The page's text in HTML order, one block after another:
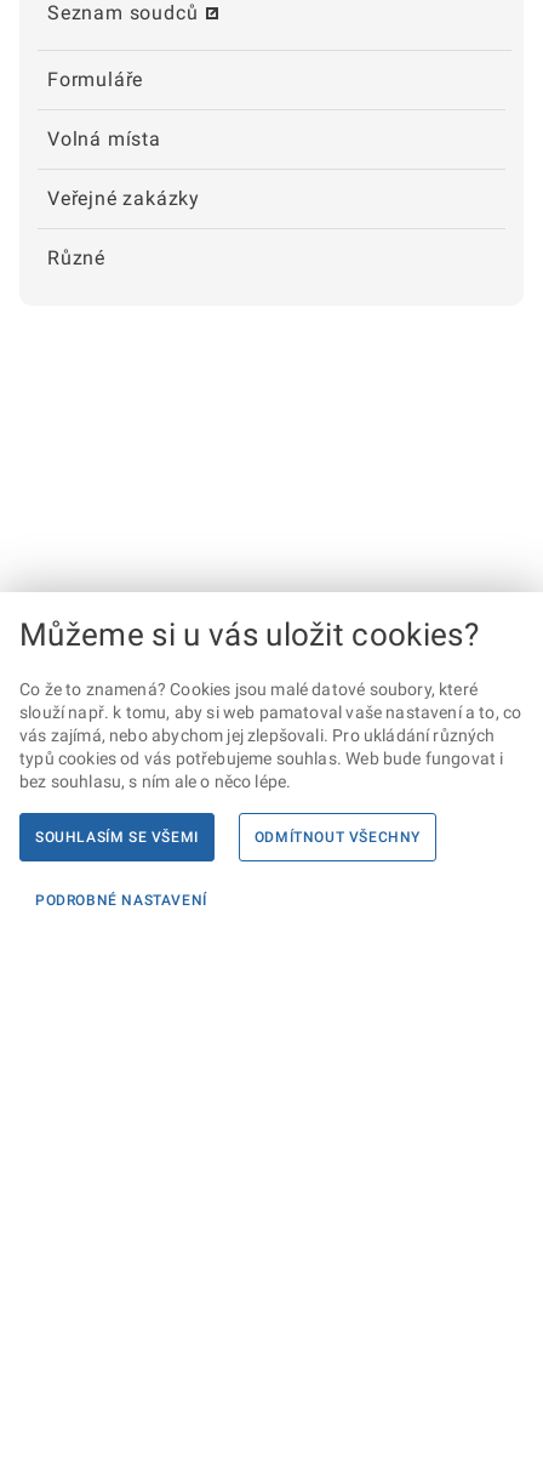
Seznam soudců
Formuláře
Volná místa
Veřejné zakázky
Různé
Můžeme si u vás uložit cookies?
Co že to znamená? Cookies jsou malé datové soubory, které
slouží např. k tomu, aby si web pamatoval vaše nastavení a to, co
vás zajímá, nebo abychom jej zlepšovali. Pro ukládání různých
typů cookies od vás potřebujeme souhlas. Web bude fungovat i
bez souhlasu, s ním ale o něco lépe.
SOUHLASÍM SE VŠEMI ODMÍTNOUT VŠECHNY
PODROBNÉ NASTAVENÍ